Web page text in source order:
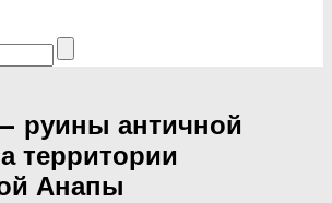
руины античной
территории
Анапы